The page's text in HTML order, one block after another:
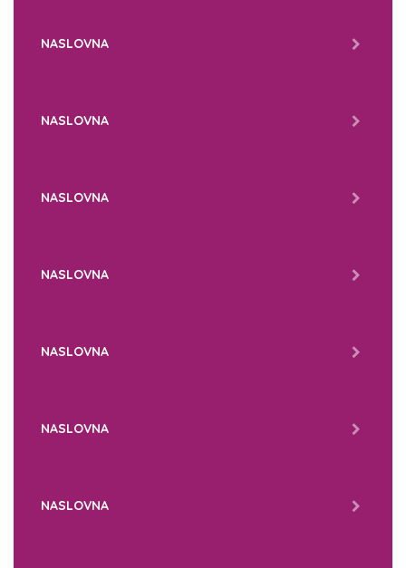
NASLOVNA
NASLOVNA
NASLOVNA
NASLOVNA
NASLOVNA
NASLOVNA
NASLOVNA